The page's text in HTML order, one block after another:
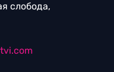
слобода,